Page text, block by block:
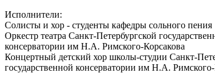
Исполнители:
Солисты и хор - студенты кафедры сольного пения
Оркестр театра Санкт-Петербургской
консерватории им Н.А. Римского-Корсакова
Концертный детский хор школы-студии Санкт-
государственной консерватории им Н.А. Римского-